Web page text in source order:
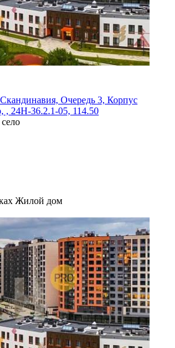
Очередь 3, Корпус
, 24Н-36.2.1-05, 114.50
Жилой дом